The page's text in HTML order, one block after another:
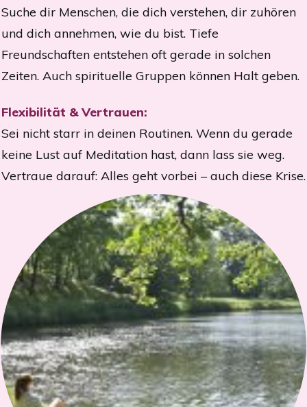
Suche dir Menschen, die dich verstehen, dir zuhören
und dich annehmen, wie du bist. Tiefe
Freundschaften entstehen oft gerade in solchen
Zeiten. Auch spirituelle Gruppen können Halt geben.
Flexibilität & Vertrauen:
Sei nicht starr in deinen Routinen. Wenn du gerade
keine Lust auf Meditation hast, dann lass sie weg.
Vertraue darauf: Alles geht vorbei – auch diese Krise.